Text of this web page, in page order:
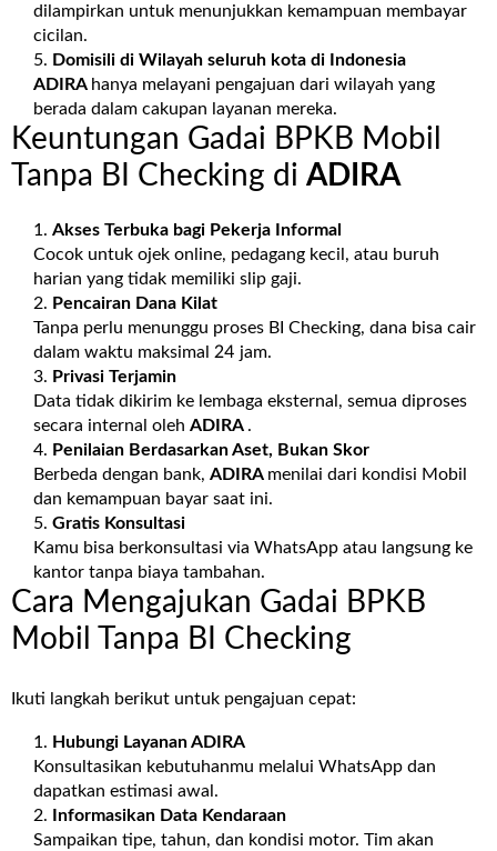
dilampirkan untuk menunjukkan kemampuan membayar
cicilan.
Domisili di Wilayah seluruh kota di Indonesia
ADIRA hanya melayani pengajuan dari wilayah yang
berada dalam cakupan layanan mereka.
Keuntungan Gadai BPKB Mobil
Tanpa BI Checking di ADIRA
Akses Terbuka bagi Pekerja Informal
Cocok untuk ojek online, pedagang kecil, atau buruh
harian yang tidak memiliki slip gaji.
Pencairan Dana Kilat
Tanpa perlu menunggu proses BI Checking, dana bisa cair
dalam waktu maksimal 24 jam.
Privasi Terjamin
Data tidak dikirim ke lembaga eksternal, semua diproses
secara internal oleh ADIRA .
Penilaian Berdasarkan Aset, Bukan Skor
Berbeda dengan bank, ADIRA menilai dari kondisi Mobil
dan kemampuan bayar saat ini.
Gratis Konsultasi
Kamu bisa berkonsultasi via WhatsApp atau langsung ke
kantor tanpa biaya tambahan.
Cara Mengajukan Gadai BPKB
Mobil Tanpa BI Checking
Ikuti langkah berikut untuk pengajuan cepat:
Hubungi LayananADIRA
Konsultasikan kebutuhanmu melalui WhatsApp dan
dapatkan estimasi awal.
Informasikan Data Kendaraan
Sampaikan tipe, tahun, dan kondisi motor. Tim akan